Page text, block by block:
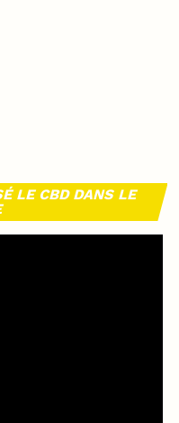
LE CBD DANS LE